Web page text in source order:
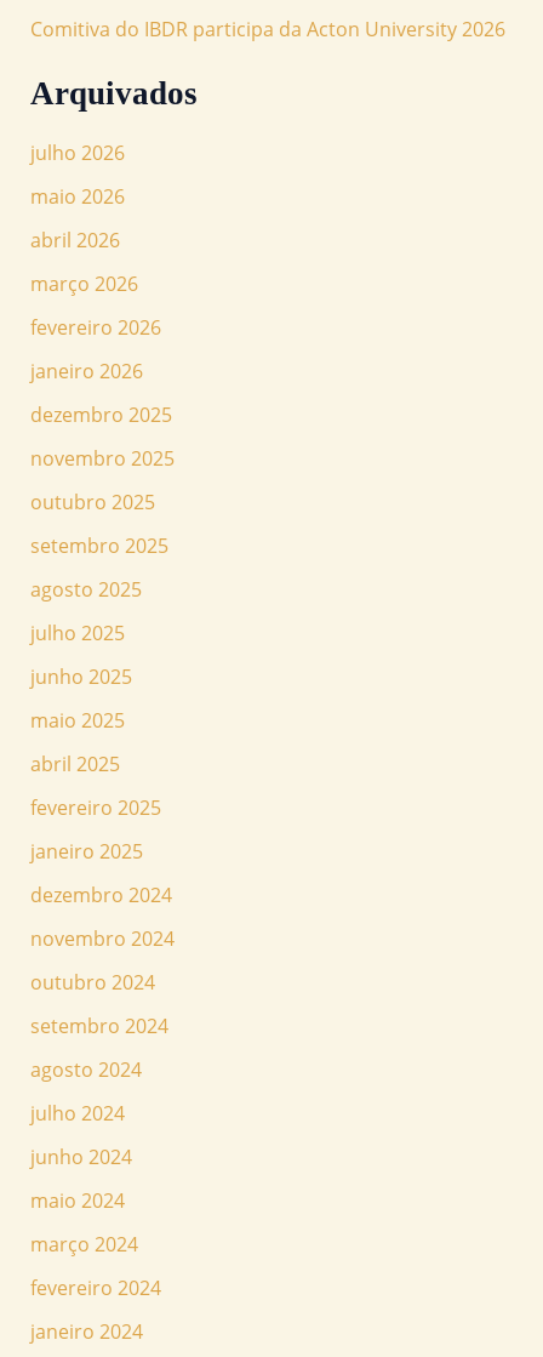
Comitiva do IBDR participa da Acton University 2026
Arquivados
julho 2026
maio 2026
abril 2026
março 2026
fevereiro 2026
janeiro 2026
dezembro 2025
novembro 2025
outubro 2025
setembro 2025
agosto 2025
julho 2025
junho 2025
maio 2025
abril 2025
fevereiro 2025
janeiro 2025
dezembro 2024
novembro 2024
outubro 2024
setembro 2024
agosto 2024
julho 2024
junho 2024
maio 2024
março 2024
fevereiro 2024
janeiro 2024